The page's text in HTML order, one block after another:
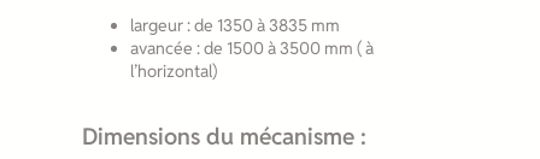
largeur : de 1350 à 3835 mm
avancée : de 1500 à 3500 mm ( à
l’horizontal)
Dimensions du mécanisme :